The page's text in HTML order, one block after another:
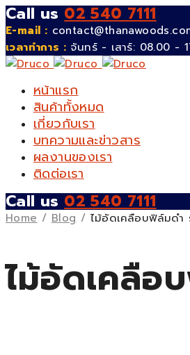
Call us02 540 7111
E-mail :
เวลาทำการ : จันทร์ - เสาร์: 08.00 -
หน้าแรก
สินค้าทั้งหมด
เกี่ยวกับเรา
บทความและข่าวสาร
ผลงานของเรา
ติดต่อเรา
Call us02 540 7111
Home / Blog / ไม้อัดเคลือบฟิล์มดำ
ไม้อัดเคลือ